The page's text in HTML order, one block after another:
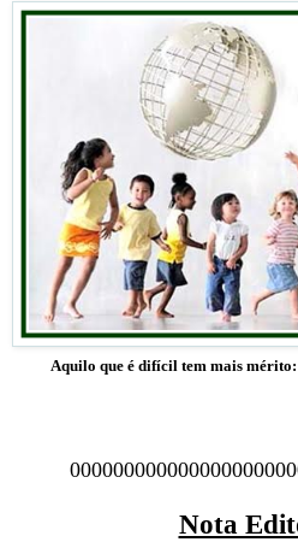
Aquilo que é difícil tem mais mérito:
Nota